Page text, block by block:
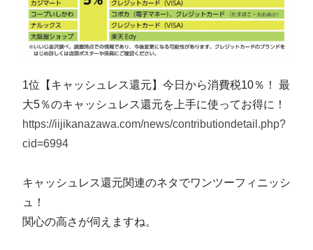
1位【キャッシュレス還元】今日から消費税10％！ 最
大5％のキャッシュレス還元を上手に使ってお得に！
https://iijikanazawa.com/news/contributiondetail.php?
cid=6994
キャッシュレス還元関連のネタでワンツーフィニッシ
ュ！
関心の高さが伺えますね。